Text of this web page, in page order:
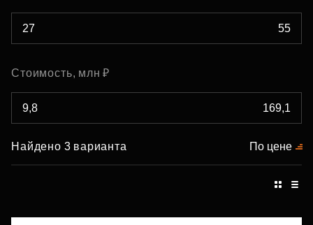
Стоимость, млн ₽
Найдено 3 варианта По цене